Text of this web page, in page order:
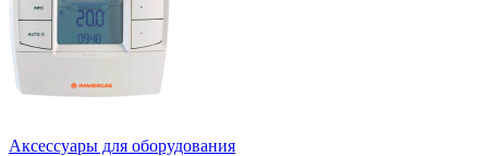
Аксессуары для оборудования